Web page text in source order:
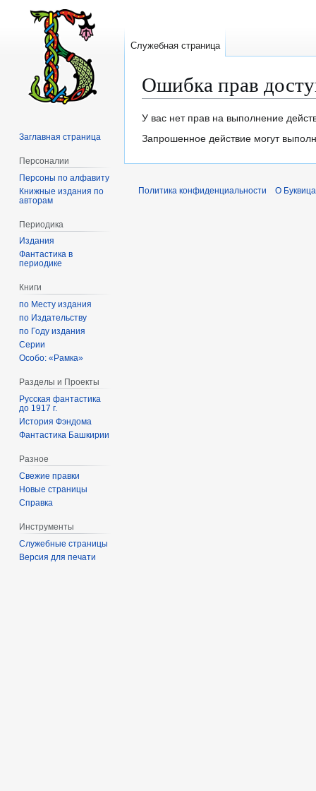
Ошибка прав
Перейти
к
Перейти
к
У вас нет прав на выполнение
Запрошенное действие могут
Служебная страница
Заглавная страница
Персоналии
Персоны по алфавиту
Книжные издания по
авторам
Периодика
Издания
Фантастика в
периодике
Книги
по Месту издания
по Издательству
по Году издания
Серии
Особо: «Рамка»
Разделы и Проекты
Русская фантастика
до 1917 г.
История Фэндома
Фантастика Башкирии
Разное
Свежие правки
Новые страницы
Справка
Инструменты
Служебные страницы
Версия для печати
Политика конфиденциальности О Буквица